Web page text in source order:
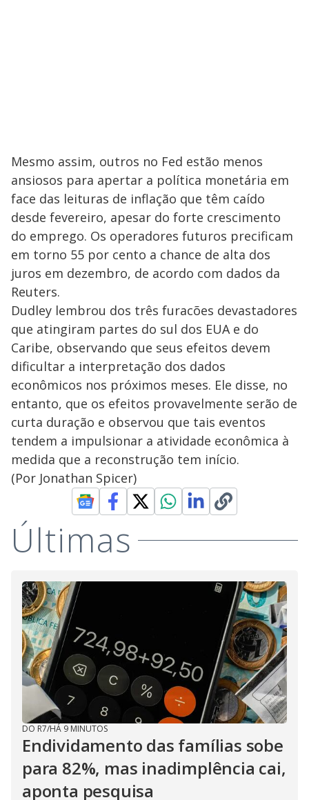
Mesmo assim, outros no Fed estão menos
ansiosos para apertar a política monetária em
face das leituras de inflação que têm caído
desde fevereiro, apesar do forte crescimento
do emprego. Os operadores futuros precificam
em torno 55 por cento a chance de alta dos
juros em dezembro, de acordo com dados da
Reuters.
Dudley lembrou dos três furacões devastadores
que atingiram partes do sul dos EUA e do
Caribe, observando que seus efeitos devem
dificultar a interpretação dos dados
econômicos nos próximos meses. Ele disse, no
entanto, que os efeitos provavelmente serão de
curta duração e observou que tais eventos
tendem a impulsionar a atividade econômica à
medida que a reconstrução tem início.
(Por Jonathan Spicer)
Últimas
DO R7/HÁ 9 MINUTOS
Endividamento das famílias sobe
para 82%, mas inadimplência cai,
aponta pesquisa